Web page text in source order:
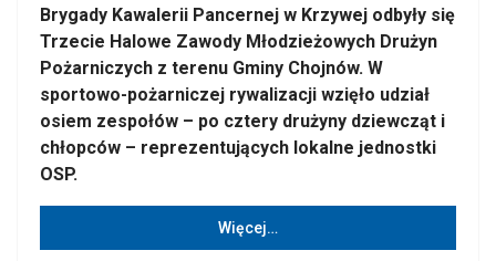
Brygady Kawalerii Pancernej w Krzywej odbyły się
Trzecie Halowe Zawody Młodzieżowych Drużyn
Pożarniczych z terenu Gminy Chojnów. W
sportowo-pożarniczej rywalizacji wzięło udział
osiem zespołów – po cztery drużyny dziewcząt i
chłopców – reprezentujących lokalne jednostki
OSP.
Więcej…